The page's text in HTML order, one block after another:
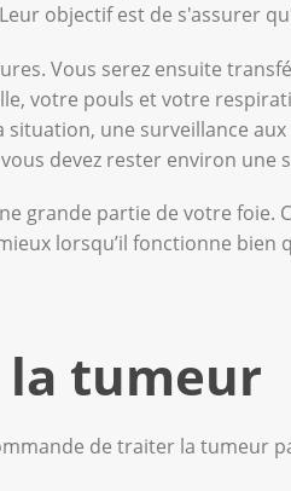
objectif est de s'assurer
Vous serez ensuite
votre pouls et votre
une surveillance
devez rester environ une
grande partie de votre foie.
lorsqu’il fonctionne
la tumeur
de traiter la tumeur